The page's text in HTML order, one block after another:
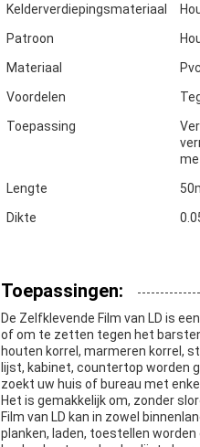
Kelderverdiepingsmateriaal
Patroon
Materiaal
Pvc
Voordelen
Toepassing
Lengte
Dikte
Toepassingen:
De Zelfklevende Film van LD is
of om te zetten tegen het
houten korrel, marmeren korrel,
lijst, kabinet, countertop worden
zoekt uw huis of bureau met
Het is gemakkelijk om, zonder
Film van LD kan in zowel
planken, laden, toestellen